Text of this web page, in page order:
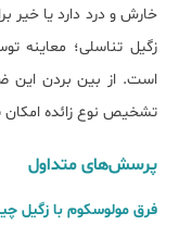
خارش و درد دارد یا خیر
زگیل تناسلی؛ معاینه
است. از بین بردن
تشخیص نوع زائده
پرسش‌های متداول
فرق مولوسکوم با زگیل